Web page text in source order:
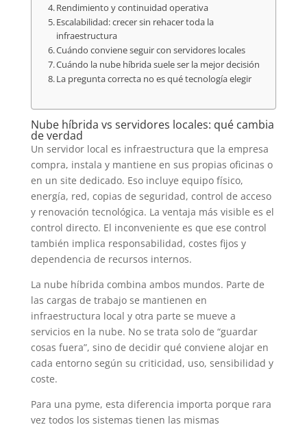
Rendimiento y continuidad operativa
Escalabilidad: crecer sin rehacer toda la
infraestructura
Cuándo conviene seguir con servidores locales
Cuándo la nube híbrida suele ser la mejor decisión
La pregunta correcta no es qué tecnología elegir
Nube híbrida vs servidores locales: qué cambia
de verdad
Un servidor local es infraestructura que la empresa
compra, instala y mantiene en sus propias oficinas o
en un site dedicado. Eso incluye equipo físico,
energía, red, copias de seguridad, control de acceso
y renovación tecnológica. La ventaja más visible es el
control directo. El inconveniente es que ese control
también implica responsabilidad, costes fijos y
dependencia de recursos internos.
La nube híbrida combina ambos mundos. Parte de
las cargas de trabajo se mantienen en
infraestructura local y otra parte se mueve a
servicios en la nube. No se trata solo de “guardar
cosas fuera”, sino de decidir qué conviene alojar en
cada entorno según su criticidad, uso, sensibilidad y
coste.
Para una pyme, esta diferencia importa porque rara
vez todos los sistemas tienen las mismas